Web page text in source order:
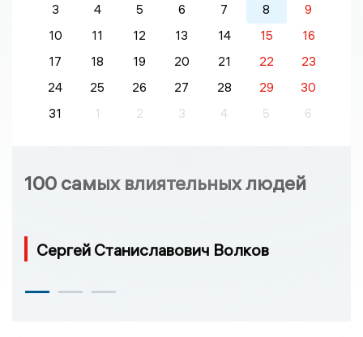
3
4 5 6 7 8
9
10
11 12 13 14 15
16
17
18 19 20 21 22
23
24
25 26 27 28 29
30
31
1 2 3 4 5 6
100 самых влиятельных людей
Сергей Станиславович Волков